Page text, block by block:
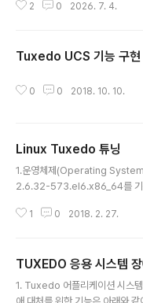
성"을 활용해야 한다. 현실적으
현재 세션의 Consumer Group
Tuxedo 서비스가 특정 SQL
할 수 있다. Tuxedo 서비스 코드
2 0 2026. 7. 4.
Tuxedo UCS 기능 구현
0 0 2018. 10. 10.
Linux Tuxedo 튜닝
1.운영체제(Operating
2.6.32-573.el6.x86_64를 기
원을 하지 않는 부분에 대해서는
1 0 2018. 2. 27.
TUXEDO 응용 시스템
1. Tuxedo 어플리케이션 시스